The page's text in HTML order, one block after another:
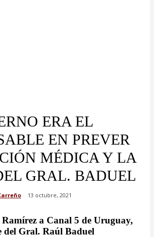
ERA EL
EN PREVER
MÉDICA Y LA
GRAL. BADUEL
13 octubre, 2021
a Canal 5 de Uruguay,
del Gral. Raúl Baduel